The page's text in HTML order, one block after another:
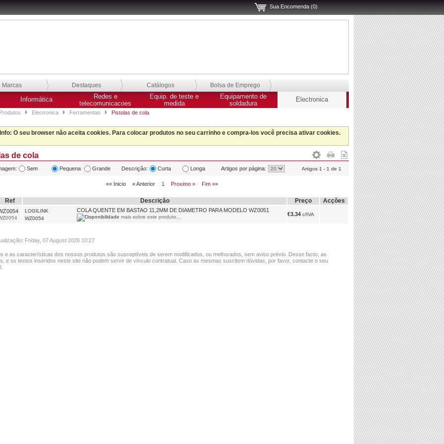
Sua Encomenda (0)
Marcas Destaques Catálogos Bolsa de Emprego
Informática
Redes e
telecomunicacoes
Equip. de teste e
medida
Equipamento de
soldadura
Electronica
Produtos Electronica Ferramentas Pistolas de cola
Info: O seu browser não aceita cookies. Para colocar produtos no seu carrinho e compra-los você precisa ativar cookies.
de cola
Sem Pequena Grande Descrição: Curta Longa Artigos por página: Artigos 1 - 1 de 1
«« Inicio « Anterior 1 Proximo » Fim »»
Ref Descrição Preço Acções
LOGILINK
WZ0054
COLA QUENTE EM BASTAO 11,2MM DE DIAMETRO PARA MODELO WZ0051
mais sobre este produto... €3.34 c/IVA
Friday, 07 August 2026 10:27
e as características dos nossos produtos são susceptíveis de serem modificados, ou melhorados, sem aviso prévio. Desse facto, as
e os textos inseridos neste site não podem servir de vínculo contratual. Caso as mesmas suscitem dúvidas, por favor, contacte o seu